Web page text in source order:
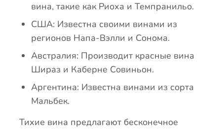
вина, такие как Риоха и Темпранильо.
США: Известна своими винами из
регионов Напа-Вэлли и Сонома.
Австралия: Производит красные вина
Шираз и Каберне Совиньон.
Аргентина: Известна винами из сорта
Мальбек.
Тихие вина предлагают бесконечное